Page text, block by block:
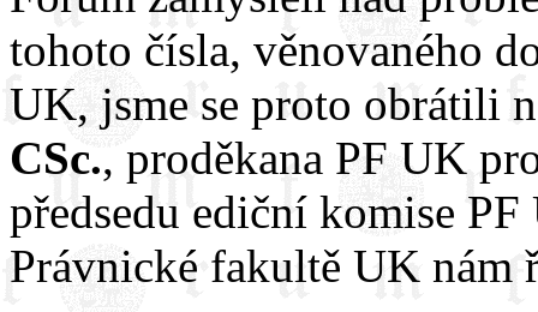
tohoto čísla, věnovaného
UK, jsme se proto obrátili
CSc., proděkana PF UK
předsedu ediční komise
Právnické fakultě UK nám